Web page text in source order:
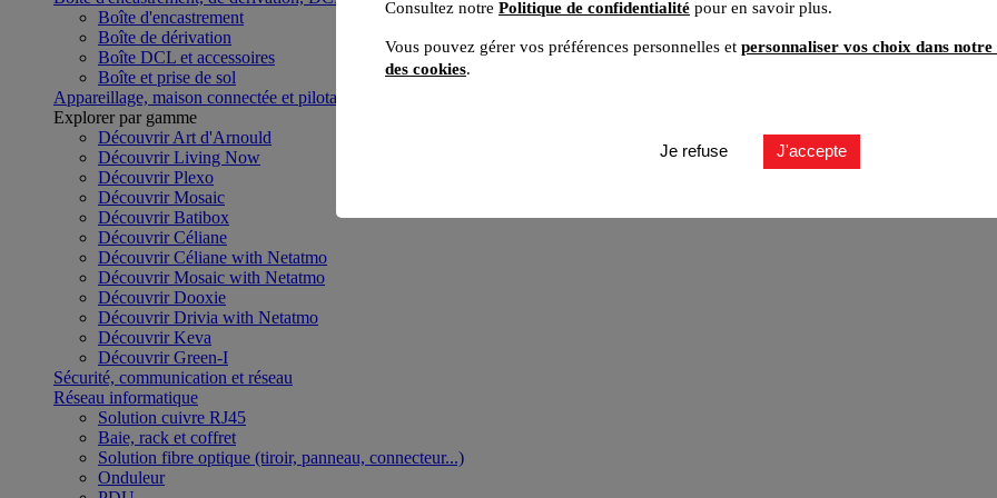
Boîte d'encastrement
Boîte de dérivation
Boîte DCL et accessoires
Boîte et prise de sol
Appareillage, maison connectée et pilotage du bâtiment
Explorer par gamme
Découvrir Art d'Arnould
Découvrir Living Now
Découvrir Plexo
Découvrir Mosaic
Découvrir Batibox
Découvrir Céliane
Découvrir Céliane with Netatmo
Découvrir Mosaic with Netatmo
Découvrir Dooxie
Découvrir Drivia with Netatmo
Découvrir Keva
Découvrir Green-I
Sécurité, communication et réseau
Réseau informatique
Solution cuivre RJ45
Baie, rack et coffret
Solution fibre optique (tiroir, panneau, connecteur...)
Onduleur
Consultez notre Politique de confidentialité pour en savoir plus.
Vous pouvez gérer vos préférences personnelles et personnaliser vos choix dans
des cookies.
Je refuse J'accepte